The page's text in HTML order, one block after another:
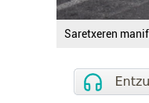
Saretxeren